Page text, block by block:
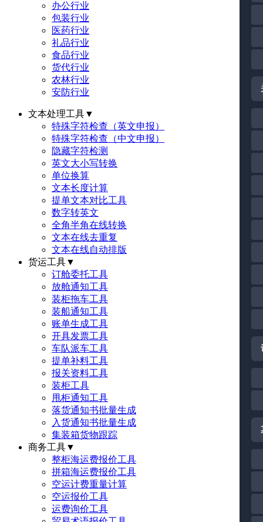
办公行业
包装行业
医药行业
礼品行业
食品行业
货代行业
农林行业
安防行业
文本处理工具▼
特殊字符检查（英文申报）
特殊字符检查（中文申报）
隐藏字符检测
英文大小写转换
单位换算
文本长度计算
提单文本对比工具
数字转英文
全角半角在线转换
文本在线去重复
文本在线自动排版
货运工具▼
订舱委托工具
放舱通知工具
装柜拖车工具
装船通知工具
账单生成工具
开具发票工具
车队派车工具
提单补料工具
报关资料工具
装柜工具
甩柜通知工具
落货通知书批量生成
入货通知书批量生成
集装箱货物跟踪
商务工具▼
整柜海运费报价工具
拼箱海运费报价工具
空运计费重量计算
空运报价工具
运费询价工具